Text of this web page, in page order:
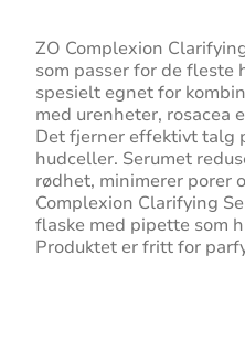
ZO Complexion
som passer for de fleste
spesielt egnet for
med urenheter, rosacea
Det fjerner effektivt talg
hudceller. Serumet
rødhet, minimerer porer
Complexion Clarifying
flaske med pipette som
Produktet er fritt for